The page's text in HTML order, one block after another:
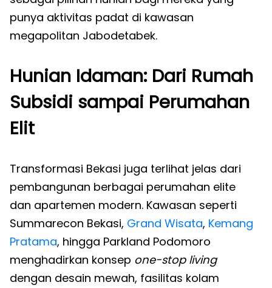
punya aktivitas padat di kawasan
megapolitan Jabodetabek.
Hunian Idaman: Dari Rumah
Subsidi sampai Perumahan
Elit
Transformasi Bekasi juga terlihat jelas dari
pembangunan berbagai perumahan elite
dan apartemen modern. Kawasan seperti
Summarecon Bekasi, Grand Wisata, Kemang
Pratama, hingga Parkland Podomoro
menghadirkan konsep one-stop living
dengan desain mewah, fasilitas kolam